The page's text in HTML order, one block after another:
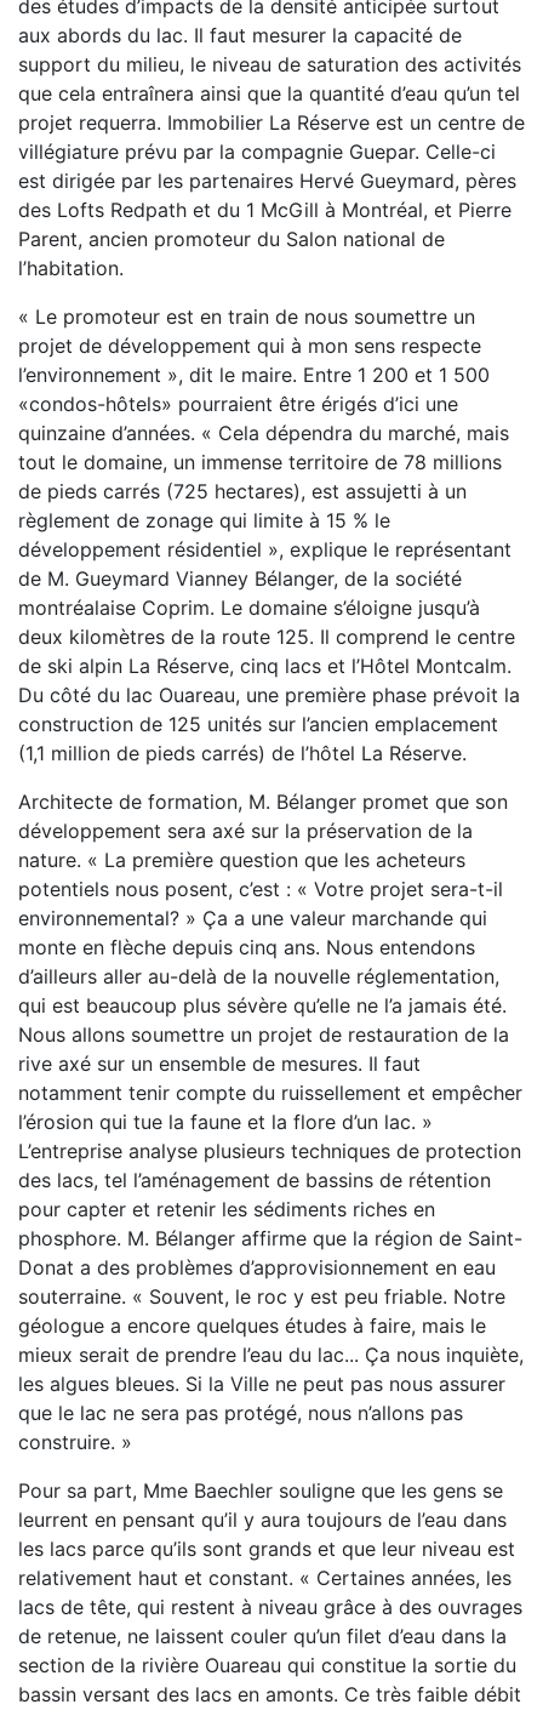
des études d’impacts de la densité anticipée surtout
aux abords du lac. Il faut mesurer la capacité de
support du milieu, le niveau de saturation des activités
que cela entraînera ainsi que la quantité d’eau qu’un tel
projet requerra. Immobilier La Réserve est un centre de
villégiature prévu par la compagnie Guepar. Celle-ci
est dirigée par les partenaires Hervé Gueymard, pères
des Lofts Redpath et du 1 McGill à Montréal, et Pierre
Parent, ancien promoteur du Salon national de
l’habitation.
« Le promoteur est en train de nous soumettre un
projet de développement qui à mon sens respecte
l’environnement », dit le maire. Entre 1 200 et 1 500
«condos-hôtels» pourraient être érigés d’ici une
quinzaine d’années. « Cela dépendra du marché, mais
tout le domaine, un immense territoire de 78 millions
de pieds carrés (725 hectares), est assujetti à un
règlement de zonage qui limite à 15 % le
développement résidentiel », explique le représentant
de M. Gueymard Vianney Bélanger, de la société
montréalaise Coprim. Le domaine s’éloigne jusqu’à
deux kilomètres de la route 125. Il comprend le centre
de ski alpin La Réserve, cinq lacs et l’Hôtel Montcalm.
Du côté du lac Ouareau, une première phase prévoit la
construction de 125 unités sur l’ancien emplacement
(1,1 million de pieds carrés) de l’hôtel La Réserve.
Architecte de formation, M. Bélanger promet que son
développement sera axé sur la préservation de la
nature. « La première question que les acheteurs
potentiels nous posent, c’est : « Votre projet sera-t-il
environnemental? » Ça a une valeur marchande qui
monte en flèche depuis cinq ans. Nous entendons
d’ailleurs aller au-delà de la nouvelle réglementation,
qui est beaucoup plus sévère qu’elle ne l’a jamais été.
Nous allons soumettre un projet de restauration de la
rive axé sur un ensemble de mesures. Il faut
notamment tenir compte du ruissellement et empêcher
l’érosion qui tue la faune et la flore d’un lac. »
L’entreprise analyse plusieurs techniques de protection
des lacs, tel l’aménagement de bassins de rétention
pour capter et retenir les sédiments riches en
phosphore. M. Bélanger affirme que la région de Saint-
Donat a des problèmes d’approvisionnement en eau
souterraine. « Souvent, le roc y est peu friable. Notre
géologue a encore quelques études à faire, mais le
mieux serait de prendre l’eau du lac... Ça nous inquiète,
les algues bleues. Si la Ville ne peut pas nous assurer
que le lac ne sera pas protégé, nous n’allons pas
construire. »
Pour sa part, Mme Baechler souligne que les gens se
leurrent en pensant qu’il y aura toujours de l’eau dans
les lacs parce qu’ils sont grands et que leur niveau est
relativement haut et constant. « Certaines années, les
lacs de tête, qui restent à niveau grâce à des ouvrages
de retenue, ne laissent couler qu’un filet d’eau dans la
section de la rivière Ouareau qui constitue la sortie du
bassin versant des lacs en amonts. Ce très faible débit